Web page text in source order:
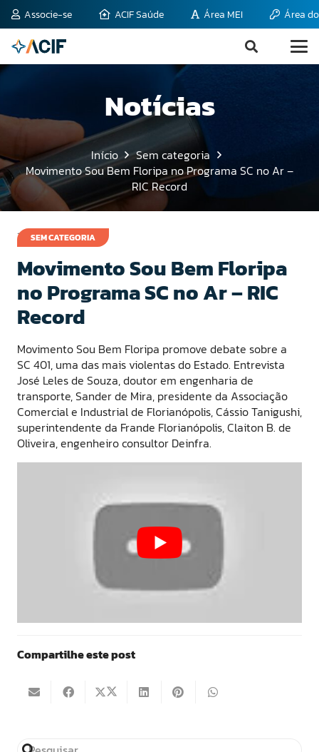
Associe-se ACIF Saúde Área MEI Área
Notícias
Início
Sem categoria
Movimento Sou Bem Floripa no Programa SC no Ar –
RIC Record
SEM CATEGORIA
1 de abril de 2016
Movimento Sou Bem Floripa
no Programa SC no Ar – RIC
Record
Movimento Sou Bem Floripa promove debate sobre a
SC 401, uma das mais violentas do Estado. Entrevista
José Leles de Souza, doutor em engenharia de
transporte, Sander de Mira, presidente da Associação
Comercial e Industrial de Florianópolis, Cássio Tanigushi,
superintendente da Frande Florianópolis, Claiton B. de
Oliveira, engenheiro consultor Deinfra.
Compartilhe este post